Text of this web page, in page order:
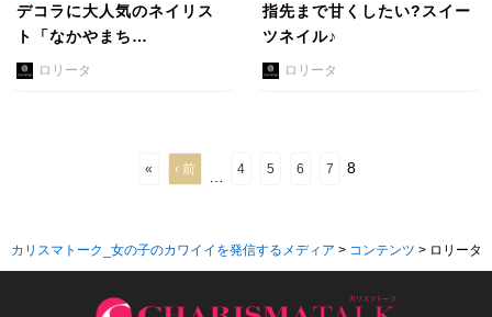
デコラに大人気のネイリス
ト「なかやまち…
ロリータ
指先まで甘くしたい?スイー
ツネイル♪
ロリータ
« ‹ 前 4 5 6 7 8
カリスマトーク_女の子のカワイイを発信するメディア > コンテンツ > ロリータ